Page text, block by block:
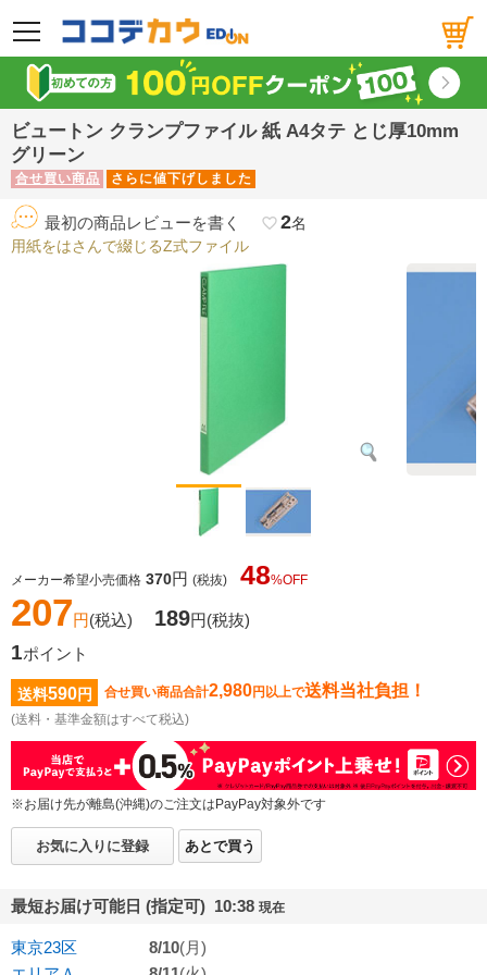
メニュー
ビュートン クランプファイル 紙 A4タテ とじ厚10mm
グリーン
合せ買い商品 さらに値下げしました
最初の商品レビューを書く favorite_border2名
用紙をはさんで綴じるZ式ファイル
メーカー希望小売価格 370円 (税抜) 48%OFF
207円(税込) 189円(税抜)
1ポイント
送料590円 合せ買い商品合計2,980円以上で送料当社負担！
(送料・基準金額はすべて税込)
※お届け先が離島(沖縄)のご注文はPayPay対象外です
お気に入りに登録 あとで買う
最短お届け可能日 (指定可) 10:38 現在
東京23区 8/10(月)